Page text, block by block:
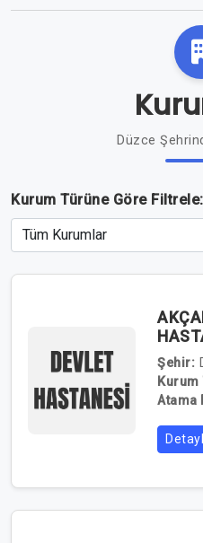
Düzce
Kurum Türüne Göre Filtrele:
Şehir:
Kurum
Atama